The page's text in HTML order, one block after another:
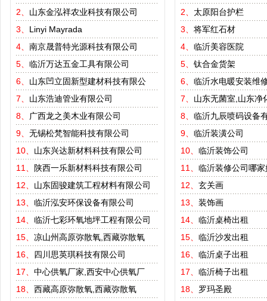
2、 山东金泓祥农业科技有限公司
3、 Linyi Mayrada
4、 南京晟普特光源科技有限公司
5、 临沂万达五金工具有限公司
6、 山东凹立固新型建材科技有限公
7、 山东浩迪管业有限公司
8、
广西龙之美木业有限公司
9、 无锡松梵智能科技有限公司
10、 山东兴达新材料科技有限公司
11、
陕西一乐新材料科技有限公司
12、 山东固骏建筑工程材料有限公司
13、 临沂泓安环保设备有限公司
14、 临沂七彩环氧地坪工程有限公司
15、 凉山州高原弥散氧,西藏弥散氧
16、 四川思英琪科技有限公司
17、 中心供氧厂家,西安中心供氧厂
18、 西藏高原弥散氧,西藏弥散氧
2、 太原阳台护栏
3、 将军红石材
4、 临沂美容医院
5、 钛合金货架
6、 临沂水电暖安装维
7、 山东无菌室,山东净
8、 临沂九辰喷码设备
9、 临沂装潢公司
10、 临沂装饰公司
11、 临沂装修公司哪家
12、 玄关画
13、 装饰画
14、 临沂桌椅出租
15、 临沂沙发出租
16、 临沂桌子出租
17、 临沂椅子出租
18、 罗玛圣殿